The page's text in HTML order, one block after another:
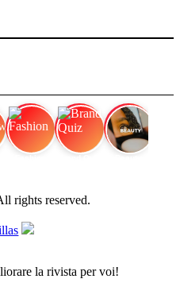
rights reserved.
la rivista per voi!